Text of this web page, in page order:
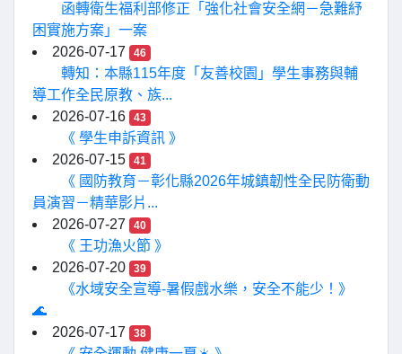
函轉衛生福利部修正「強化社會安全網－急難紓
困實施方案」一案
2026-07-17
46
轉知：本縣115年度「友善校園」學生事務與輔
導工作全民原教、族...
2026-07-16
43
《 學生申訴資訊 》
2026-07-15
41
《 國防教育－彰化縣2026年城鎮韌性全民防衛動
員演習－精華影片...
2026-07-27
40
《 王功漁火節 》
2026-07-20
39
《水域安全宣導-暑假戲水樂，安全不能少！》
🌊
2026-07-17
38